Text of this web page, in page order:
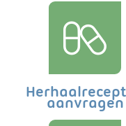
aanvragen